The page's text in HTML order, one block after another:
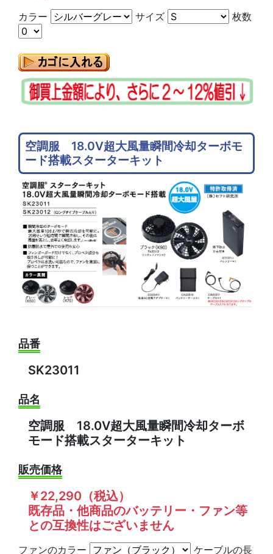
カラー サイズ 枚数
空調服 18.0V超大風量瞬間冷却ターボモ
ード搭載スターターキット
品番
SK23011
品名
空調服 18.0V超大風量瞬間冷却ターボ
モード搭載スターターキット
販売価格
￥22,290（税込）
既存品・他商品のバッテリー・ファン等
との互換性はございません
ファンのカラー
ケーブルの長